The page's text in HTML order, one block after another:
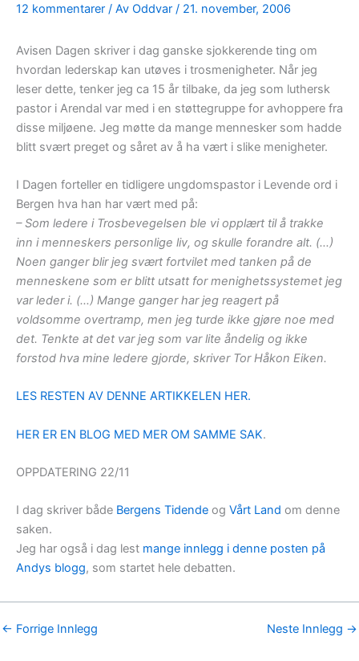
12 kommentarer / Av Oddvar / 21. november, 2006
Avisen Dagen skriver i dag ganske sjokkerende ting om
hvordan lederskap kan utøves i trosmenigheter. Når jeg
leser dette, tenker jeg ca 15 år tilbake, da jeg som luthersk
pastor i Arendal var med i en støttegruppe for avhoppere fra
disse miljøene. Jeg møtte da mange mennesker som hadde
blitt svært preget og såret av å ha vært i slike menigheter.
I Dagen forteller en tidligere ungdomspastor i Levende ord i
Bergen hva han har vært med på:
– Som ledere i Trosbevegelsen ble vi opplært til å trakke
inn i menneskers personlige liv, og skulle forandre alt. (…)
Noen ganger blir jeg svært fortvilet med tanken på de
menneskene som er blitt utsatt for menighetssystemet jeg
var leder i. (…) Mange ganger har jeg reagert på
voldsomme overtramp, men jeg turde ikke gjøre noe med
det. Tenkte at det var jeg som var lite åndelig og ikke
forstod hva mine ledere gjorde, skriver Tor Håkon Eiken.
LES RESTEN AV DENNE ARTIKKELEN HER.
HER ER EN BLOG MED MER OM SAMME SAK.
OPPDATERING 22/11
I dag skriver både Bergens Tidende og Vårt Land om denne
saken.
Jeg har også i dag lest mange innlegg i denne posten på
Andys blogg, som startet hele debatten.
← Forrige Innlegg Neste Innlegg →